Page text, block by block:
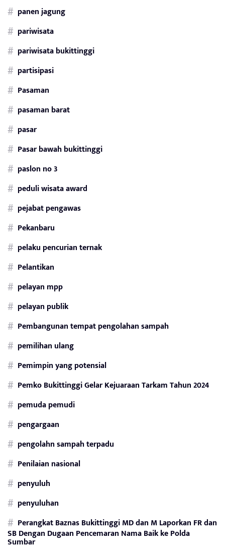
panen jagung
pariwisata
pariwisata bukittinggi
partisipasi
Pasaman
pasaman barat
pasar
Pasar bawah bukittinggi
paslon no 3
peduli wisata award
pejabat pengawas
Pekanbaru
pelaku pencurian ternak
Pelantikan
pelayan mpp
pelayan publik
Pembangunan tempat pengolahan sampah
pemilihan ulang
Pemimpin yang potensial
Pemko Bukittinggi Gelar Kejuaraan Tarkam Tahun 2024
pemuda pemudi
pengargaan
pengolahn sampah terpadu
Penilaian nasional
penyuluh
penyuluhan
Perangkat Baznas Bukittinggi MD dan M Laporkan FR dan
SB Dengan Dugaan Pencemaran Nama Baik ke Polda
Sumbar